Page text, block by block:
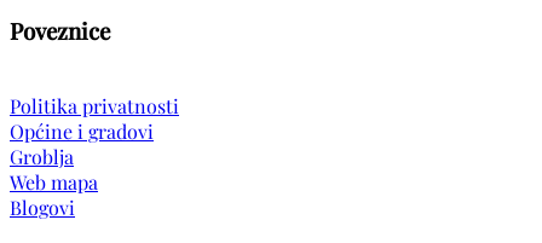
Poveznice
Politika privatnosti
Općine i gradovi
Groblja
Web mapa
Blogovi